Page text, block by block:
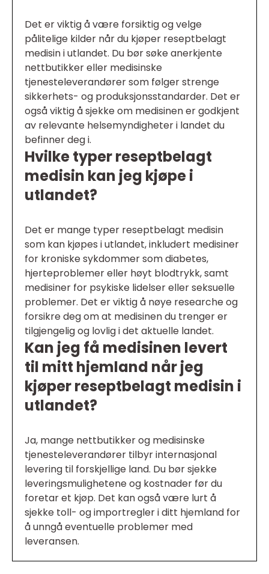
Det er viktig å være forsiktig og velge
pålitelige kilder når du kjøper reseptbelagt
medisin i utlandet. Du bør søke anerkjente
nettbutikker eller medisinske
tjenesteleverandører som følger strenge
sikkerhets- og produksjonsstandarder. Det er
også viktig å sjekke om medisinen er godkjent
av relevante helsemyndigheter i landet du
befinner deg i.
Hvilke typer reseptbelagt
medisin kan jeg kjøpe i
utlandet?
Det er mange typer reseptbelagt medisin
som kan kjøpes i utlandet, inkludert medisiner
for kroniske sykdommer som diabetes,
hjerteproblemer eller høyt blodtrykk, samt
medisiner for psykiske lidelser eller seksuelle
problemer. Det er viktig å nøye researche og
forsikre deg om at medisinen du trenger er
tilgjengelig og lovlig i det aktuelle landet.
Kan jeg få medisinen levert
til mitt hjemland når jeg
kjøper reseptbelagt medisin i
utlandet?
Ja, mange nettbutikker og medisinske
tjenesteleverandører tilbyr internasjonal
levering til forskjellige land. Du bør sjekke
leveringsmulighetene og kostnader før du
foretar et kjøp. Det kan også være lurt å
sjekke toll- og importregler i ditt hjemland for
å unngå eventuelle problemer med
leveransen.